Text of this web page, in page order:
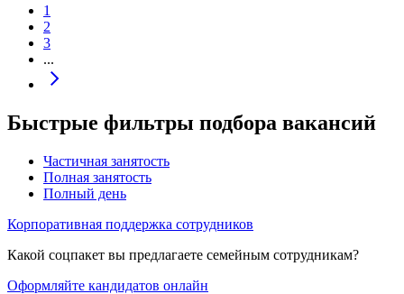
1
2
3
...
Быстрые фильтры подбора вакансий
Частичная занятость
Полная занятость
Полный день
Корпоративная поддержка сотрудников
Какой соцпакет вы предлагаете семейным сотрудникам?
Оформляйте кандидатов онлайн